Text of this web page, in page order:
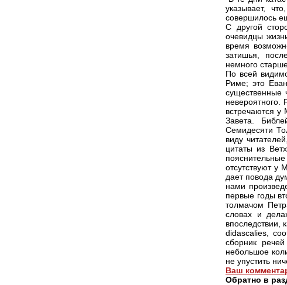
указывает,
совершилось
С другой
очевидцы
время
затишья,
немного
По всей
Риме; это
существенные
невероятного.
встречаются у
Завета.
Семидесяти
виду
цитаты из
отсутствуют у
дает повода
нами
первые годы
толмачом
словах и
впоследствии,
didascalies,
сборник
небольшое
не упустить
Ваш
Обратно в